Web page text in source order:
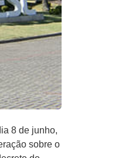
8 de junho,
sobre o